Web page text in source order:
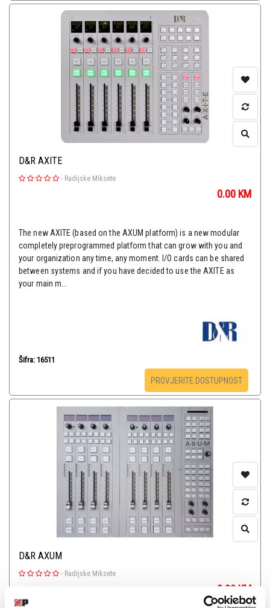
D&R AXITE
- Radijske Miksete
0.00 KM
The new AXITE (based on the AXUM platform) is a new modular
completely preprogrammed platform that can grow with you and
your organization any time, any moment. I/O cards can be shared
between systems and if you have decided to use the AXITE as
your main m...
Šifra: 16511
PROVJERITE DOSTUPNOST
D&R AXUM
- Radijske Miksete
0.00 KM